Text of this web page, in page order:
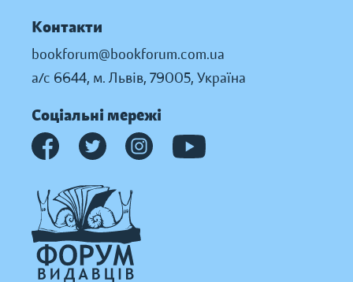
Контакти
bookforum@bookforum.com.ua
а/с 6644, м. Львів, 79005, Україна
Соціальні мережі